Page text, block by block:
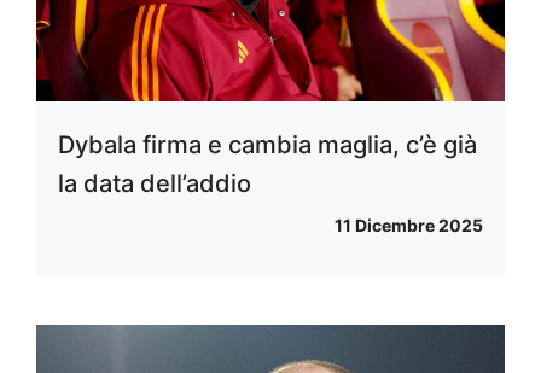
Dybala firma e cambia maglia, c’è già
la data dell’addio
11 Dicembre 2025